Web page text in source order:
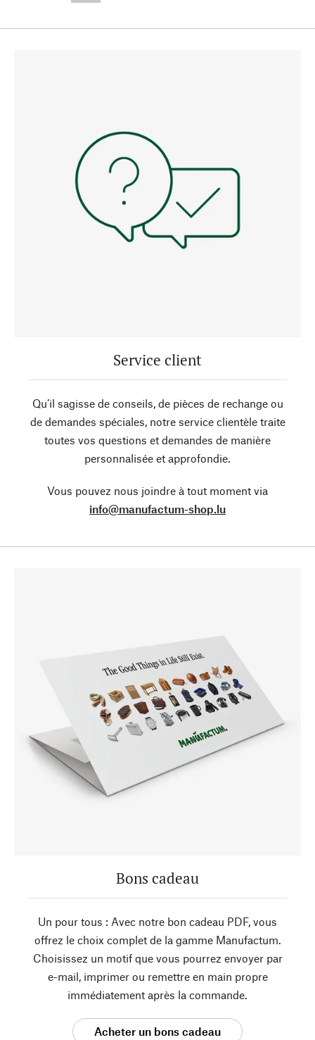
Service client
Qu’il sagisse de conseils, de pièces de rechange ou
de demandes spéciales, notre service clientèle traite
toutes vos questions et demandes de manière
personnalisée et approfondie.
Vous pouvez nous joindre à tout moment via
info@manufactum-shop.lu
Bons cadeau
Un pour tous : Avec notre bon cadeau PDF, vous
offrez le choix complet de la gamme Manufactum.
Choisissez un motif que vous pourrez envoyer par
e-mail, imprimer ou remettre en main propre
immédiatement après la commande.
Acheter un bons cadeau